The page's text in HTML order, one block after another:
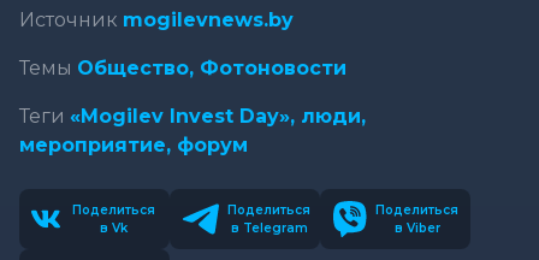
Источник mogilevnews.by
Темы Общество, Фотоновости
Теги «Mogilev Invest Day», люди,
мероприятие, форум
Поделиться
в Vk
Поделиться
в Telegram
Поделиться
в Viber